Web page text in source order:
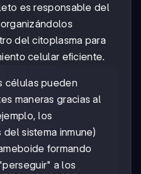
es responsable del
del citoplasma para
celular eficiente.
células pueden
maneras gracias al
los
sistema inmune)
formando
a los